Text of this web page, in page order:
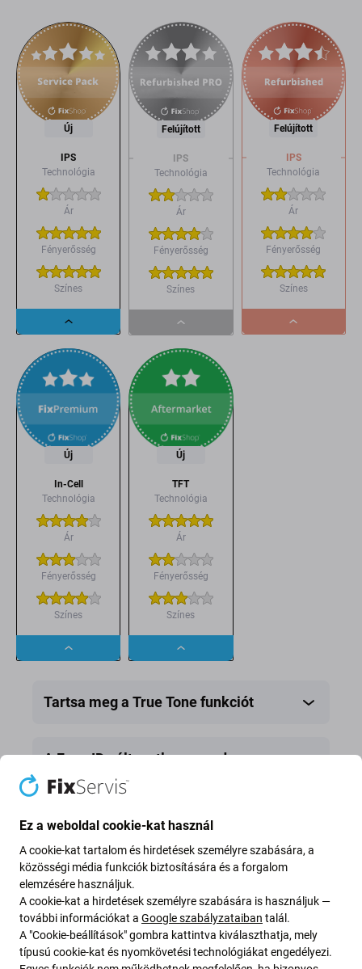
Új
IPS
Technológia
Ár
Fényerősség
Színes
Dropdown
button
Felújított
IPS
Technológia
Ár
Fényerősség
Színes
Dropdown
button
Felújított
IPS
Technológia
Ár
Fényerősség
Színes
Dropdown
Új
In-Cell
Technológia
Ár
Fényerősség
Színes
Dropdown
Új
TFT
Technológia
Ár
Fényerősség
Színes
Dropdown
Tartsa meg a True Tone funkciót
A Face ID változatlan marad
Ez a weboldal cookie-kat használ
A cookie-kat tartalom és hirdetések személyre szabására, a
közösségi média funkciók biztosítására és a forgalom
elemzésére használjuk.
A cookie-kat a hirdetések személyre szabására is használjuk —
további információkat a Google szabályzataiban talál.
A "Cookie-beállítások" gombra kattintva kiválaszthatja, mely
típusú cookie-kat és nyomkövetési technológiákat engedélyezi.